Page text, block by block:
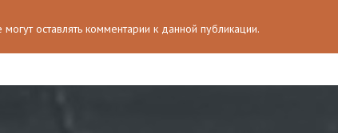
могут оставлять комментарии к данной публикации.